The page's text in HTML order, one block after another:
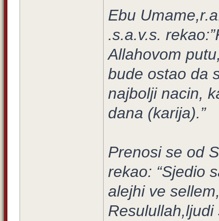
Ebu
.s.a.v.s.
Allahovom
bude ostao da
najbolji nacin,
dana (karija).”
Prenosi se od
rekao: “Sjedio
alejhi ve